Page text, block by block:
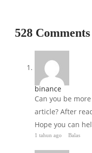
528 Comments
binance
Can you be
article? After
Hope you can
1 tahun ago Balas